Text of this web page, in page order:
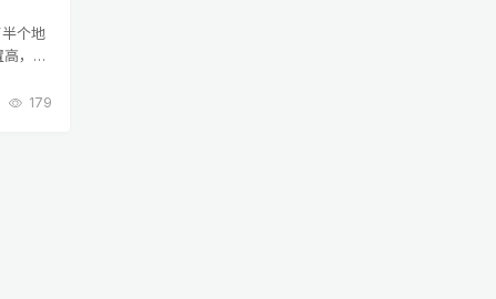
个地
，硬
179